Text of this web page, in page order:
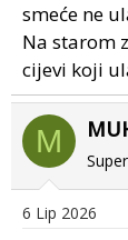
smeće ne
Na starom
cijevi koji
M
6 Lip 2026